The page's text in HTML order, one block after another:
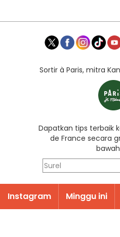
Sortir à Paris, mitra
Dapatkan tips terbaik
de France secara
Instagram Minggu ini